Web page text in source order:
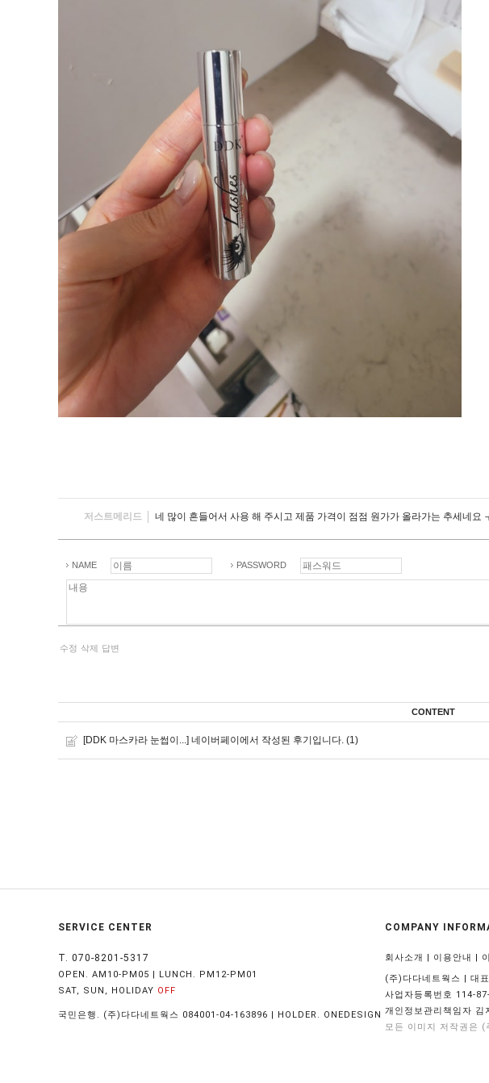
저스트메리드 네 많이 흔들어서 사용 해 주시고 제품 가격이 점점 원가가 올라가는 추세네요
NAME PASSWORD
수정 삭제 답변
CONTENT
[DDK 마스카라 눈썹이...] 네이버페이에서 작성된 후기입니다. (1)
SERVICE CENTER
T. 070-8201-5317
OPEN. AM10-PM05 | LUNCH. PM12-PM01
SAT, SUN, HOLIDAY OFF
국민은행. (주)다다네트웍스 084001-04-163896 | HOLDER. ONEDESIGN
COMPANY
회사소개 | 이용안내 |
(주)다다네트웍스 | 대
사업자등록번호 114-
개인정보관리책임자 김
모든 이미지 저작권은